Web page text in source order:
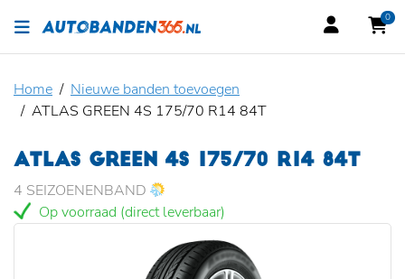
0
Home
Nieuwe banden toevoegen
ATLAS GREEN 4S 175/70 R14 84T
ATLAS GREEN 4S 175/70 R14 84T
4 SEIZOENENBAND
Op voorraad (direct leverbaar)